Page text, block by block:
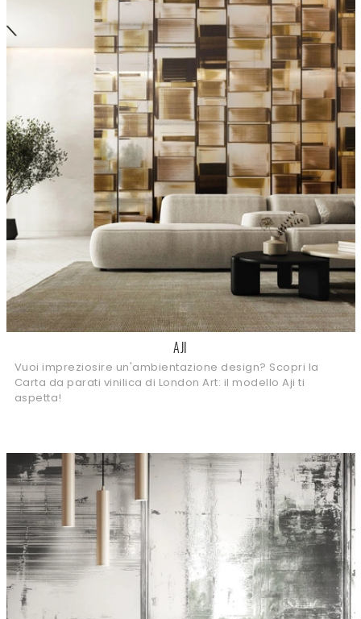
AJI
Vuoi impreziosire un'ambientazione design? Scopri la
Carta da parati vinilica di London Art: il modello Aji ti
aspetta!